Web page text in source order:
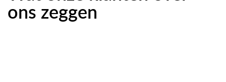
ons zeggen